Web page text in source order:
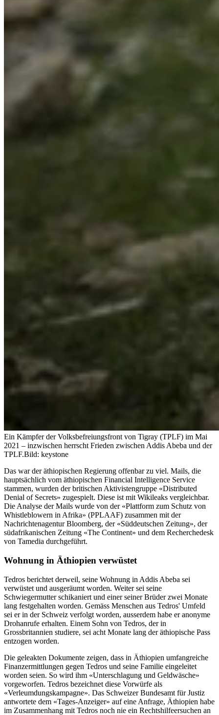
Ein Kämpfer der Volksbefreiungsfront von Tigray (TPLF) im Mai
2021 – inzwischen herrscht Frieden zwischen Addis Abeba und der
TPLF.Bild: keystone
Das war der äthiopischen Regierung offenbar zu viel. Mails, die
hauptsächlich vom äthiopischen Financial Intelligence Service
stammen, wurden der britischen Aktivistengruppe «Distributed
Denial of Secrets» zugespielt. Diese ist mit Wikileaks vergleichbar.
Die Analyse der Mails wurde von der «Plattform zum Schutz von
Whistleblowern in Afrika» (PPLAAF) zusammen mit der
Nachrichtenagentur Bloomberg, der «Süddeutschen Zeitung», der
südafrikanischen Zeitung «The Continent» und dem Recherchedesk
von Tamedia durchgeführt.
Wohnung in Äthiopien verwüstet
Tedros berichtet derweil, seine Wohnung in Addis Abeba sei
verwüstet und ausgeräumt worden. Weiter sei seine
Schwiegermutter schikaniert und einer seiner Brüder zwei Monate
lang festgehalten worden. Gemäss Menschen aus Tedros' Umfeld
sei er in der Schweiz verfolgt worden, ausserdem habe er anonyme
Drohanrufe erhalten. Einem Sohn von Tedros, der in
Grossbritannien studiere, sei acht Monate lang der äthiopische Pass
entzogen worden.
Die geleakten Dokumente zeigen, dass in Äthiopien umfangreiche
Finanzermittlungen gegen Tedros und seine Familie eingeleitet
worden seien. So wird ihm «Unterschlagung und Geldwäsche»
vorgeworfen. Tedros bezeichnet diese Vorwürfe als
«Verleumdungskampagne». Das Schweizer Bundesamt für Justiz
antwortete dem «Tages-Anzeiger» auf eine Anfrage, Äthiopien habe
im Zusammenhang mit Tedros noch nie ein Rechtshilfeersuchen an